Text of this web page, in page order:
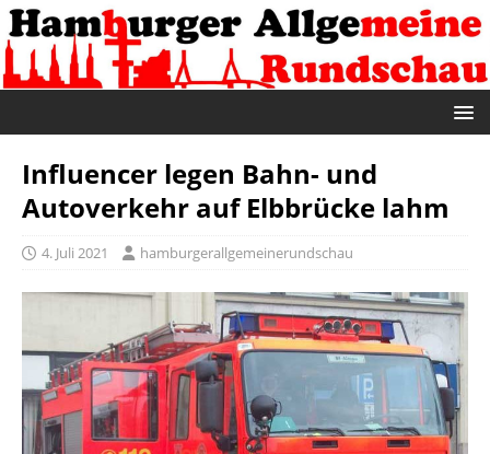
Influencer legen Bahn- und
Autoverkehr auf Elbbrücke lahm
4. Juli 2021 hamburgerallgemeinerundschau